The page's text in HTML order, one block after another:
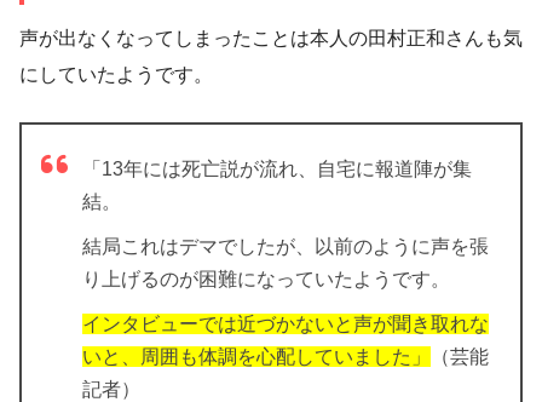
声が出なくなってしまったことは本人の田村正和さんも気
にしていたようです。
「13年には死亡説が流れ、自宅に報道陣が集
結。
結局これはデマでしたが、以前のように声を張
り上げるのが困難になっていたようです。
インタビューでは近づかないと声が聞き取れな
いと、周囲も体調を心配していました」
（芸能
記者）